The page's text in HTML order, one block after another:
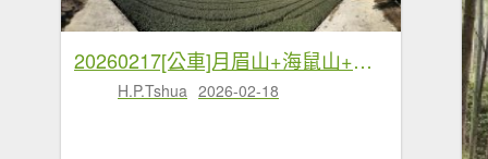
20260217[公車]月眉山+海鼠山+奮瑞古道
H.P.Tshua 2026-02-18